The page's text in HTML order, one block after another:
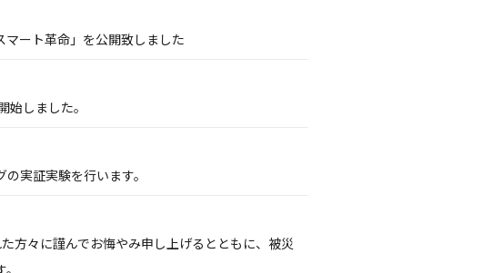
ート革命」を公開致しました
しました。
実証実験を行います。
方々に謹んでお悔やみ申し上げるとともに、被災